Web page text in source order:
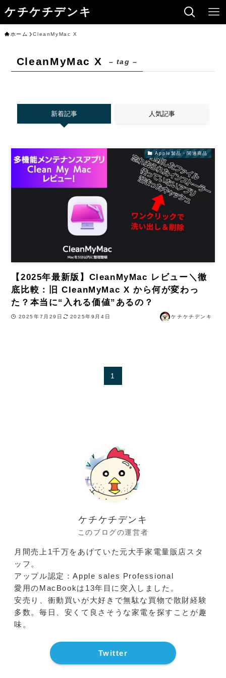
ケチケチデンキ
ホーム CleanMyMac X
CleanMyMac X – tag –
新着記事 人気記事
Apple製品・関連商品
【2025年最新版】CleanMyMac レビュー＼徹
底比較：旧 CleanMyMac X から何が変わっ
た？本当に“入れる価値”あるの？
2025年7月29日 2025年9月4日 ケチケチデンキ
1
ケチケチデンキ
このブログの運営者
月間売上1千万をあげていた元大手家電量販店スタ
ッフ。
アップル認定：Apple sales Professional
愛用のMacBookは13年目に突入しました。
安売り、衝動買いが大好きで無駄な買物で散財経験
多数。毎日、安くて良さそうな家電を探すことが趣
味。
Twitter